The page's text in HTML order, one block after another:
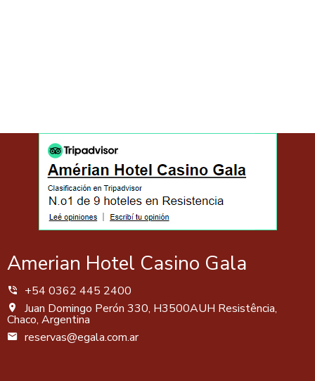
Amerian Hotel Casino Gala
+54 0362 445 2400
Juan Domingo Perón 330, H3500AUH Resistência,
Chaco, Argentina
reservas@egala.com.ar